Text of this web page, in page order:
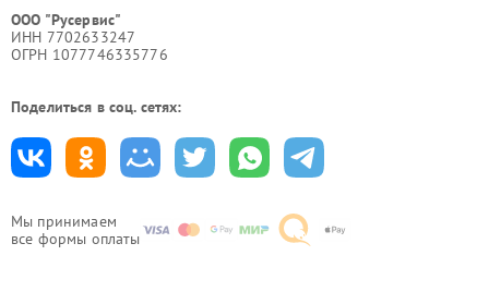
Мы принимаем
все формы оплаты
ООО "Русервис"
ИНН 7702633247
ОГРН 1077746335776
Поделиться в соц. сетях: